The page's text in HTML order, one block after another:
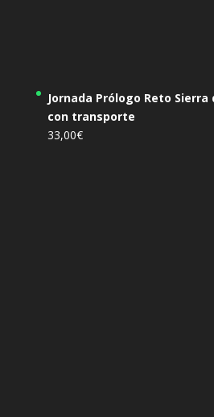
Jornada Prólogo Reto Sierra
con transporte
33,00€